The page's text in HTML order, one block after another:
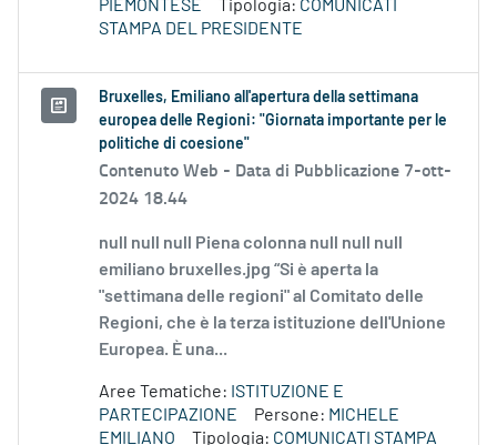
PIEMONTESE
Tipologia: COMUNICATI
STAMPA DEL PRESIDENTE
Bruxelles, Emiliano all'apertura della settimana
europea delle Regioni: "Giornata importante per le
politiche di coesione"
Contenuto Web - Data di Pubblicazione 7-ott-
2024 18.44
null null null Piena colonna null null null
emiliano bruxelles.jpg “Si è aperta la
"settimana delle regioni" al Comitato delle
Regioni, che è la terza istituzione dell'Unione
Europea. È una...
Aree Tematiche: ISTITUZIONE E
PARTECIPAZIONE
Persone: MICHELE
EMILIANO
Tipologia: COMUNICATI STAMPA